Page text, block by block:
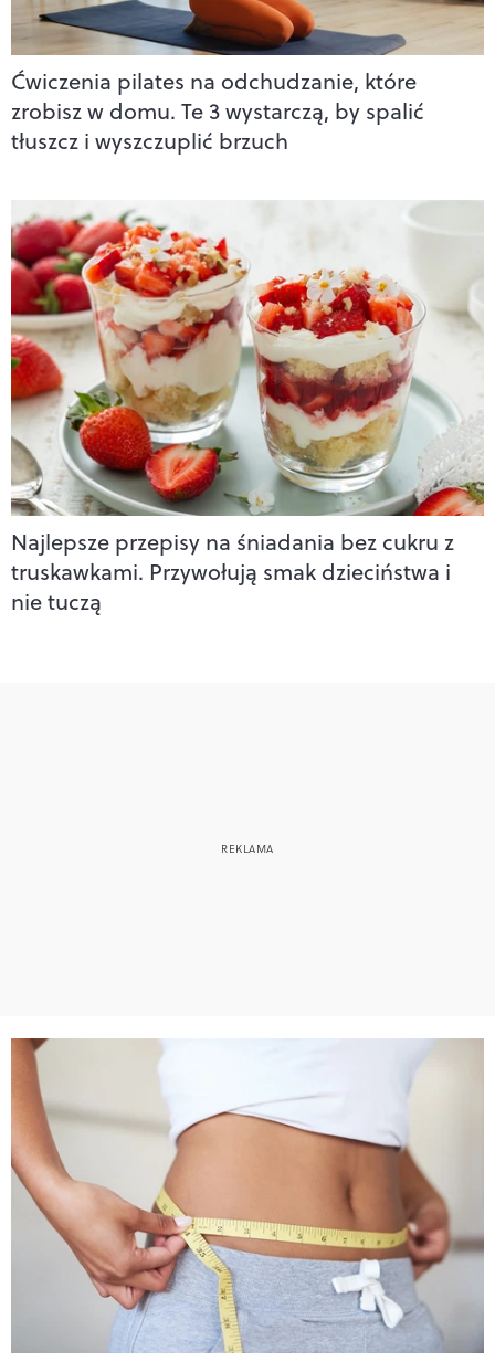
Ćwiczenia pilates na odchudzanie, które
zrobisz w domu. Te 3 wystarczą, by spalić
tłuszcz i wyszczuplić brzuch
Najlepsze przepisy na śniadania bez cukru z
truskawkami. Przywołują smak dzieciństwa i
nie tuczą